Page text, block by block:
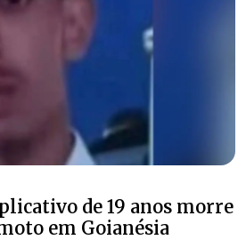
de 19 anos morre
em Goianésia